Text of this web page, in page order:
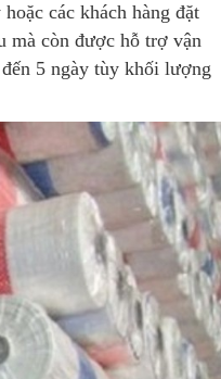
các khách hàng đặt
mà còn được hỗ trợ vận
5 ngày tùy khối lượng